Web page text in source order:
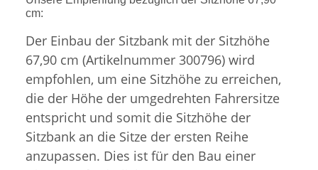
cm:
Der Einbau der Sitzbank mit der Sitzhöhe
67,90 cm (Artikelnummer 300796) wird
empfohlen, um eine Sitzhöhe zu erreichen,
die der Höhe der umgedrehten Fahrersitze
entspricht und somit die Sitzhöhe der
Sitzbank an die Sitze der ersten Reihe
anzupassen. Dies ist für den Bau einer